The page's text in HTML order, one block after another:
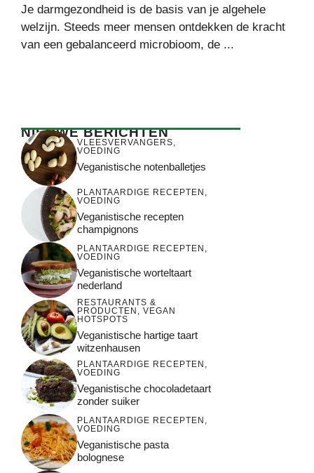
Je darmgezondheid is de basis van je algehele
welzijn. Steeds meer mensen ontdekken de kracht
van een gebalanceerd microbioom, de ...
NIEUWE BERICHTEN
VLEESVERVANGERS,
VOEDING
Veganistische notenballetjes
PLANTAARDIGE RECEPTEN ,
VOEDING
Veganistische recepten
champignons
PLANTAARDIGE RECEPTEN ,
VOEDING
Veganistische worteltaart
nederland
RESTAURANTS &
PRODUCTEN , VEGAN
HOTSPOTS
Veganistische hartige taart
witzenhausen
PLANTAARDIGE RECEPTEN ,
VOEDING
Veganistische chocoladetaart
zonder suiker
PLANTAARDIGE RECEPTEN ,
VOEDING
Veganistische pasta
bolognese